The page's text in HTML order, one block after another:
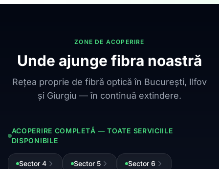
ZONE DE ACOPERIRE
Unde ajunge fibra noastră
Rețea proprie de fibră optică în București, Ilfov
și Giurgiu — în continuă extindere.
ACOPERIRE COMPLETĂ — TOATE SERVICIILE
DISPONIBILE
Sector 4 Sector 5 Sector 6